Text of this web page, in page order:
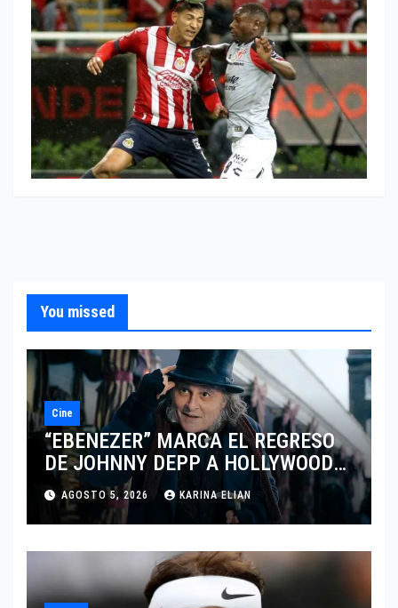
You missed
Cine
“EBENEZER” MARCA EL REGRESO
DE JOHNNY DEPP A HOLLYWOOD
TRAS SU PASO POR EL CINE
INDEPENDIENTE EUROPEO
AGOSTO 5, 2026 KARINA ELIAN